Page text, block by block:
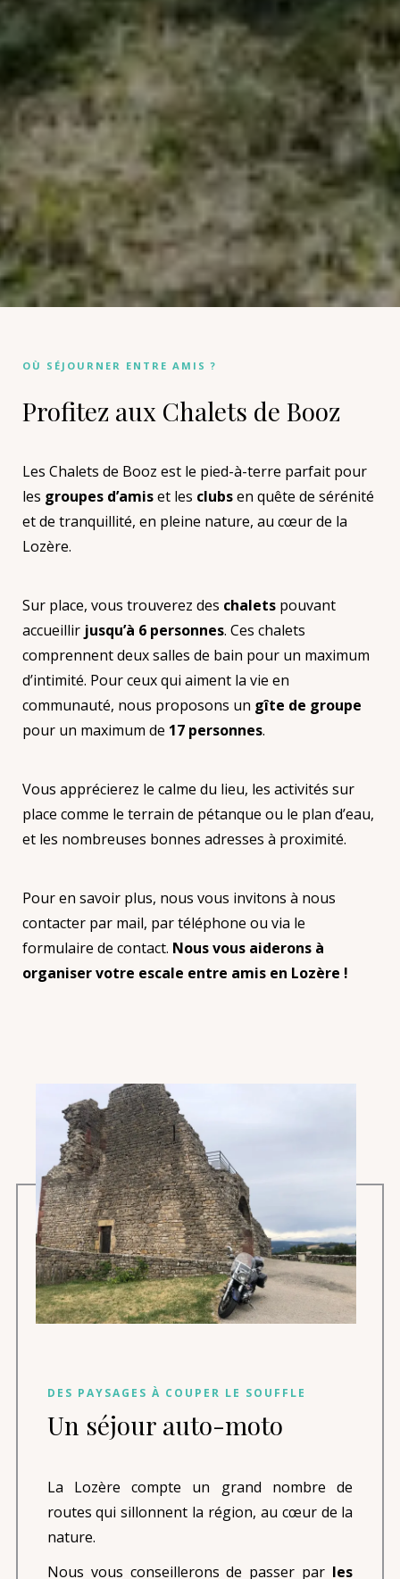
OÙ SÉJOURNER ENTRE AMIS ?
Profitez aux Chalets de Booz
Les Chalets de Booz est le pied-à-terre parfait pour
les groupes d’amiset les clubsen quête de sérénité
et de tranquillité, en pleine nature, au cœur de la
Lozère.
Sur place, vous trouverez des chalets pouvant
accueillir jusqu’à 6 personnes. Ces chalets
comprennent deux salles de bain pour un maximum
d’intimité. Pour ceux qui aiment la vie en
communauté, nous proposons un gîte de groupe
pour un maximum de 17 personnes.
Vous apprécierez le calme du lieu, les activités sur
place comme le terrain de pétanque ou le plan d’eau,
et les nombreuses bonnes adresses à proximité.
Pour en savoir plus, nous vous invitons à nous
contacter par mail, par téléphone ou via le
formulaire de contact. Nous vous aiderons à
organiser votre escale entre amis en Lozère !
DES PAYSAGES À COUPER LE SOUFFLE
Un séjour auto-moto
La Lozère compte un grand nombre de
routes qui sillonnent la région, au cœur de la
nature.
Nous vous conseillerons de passer par les